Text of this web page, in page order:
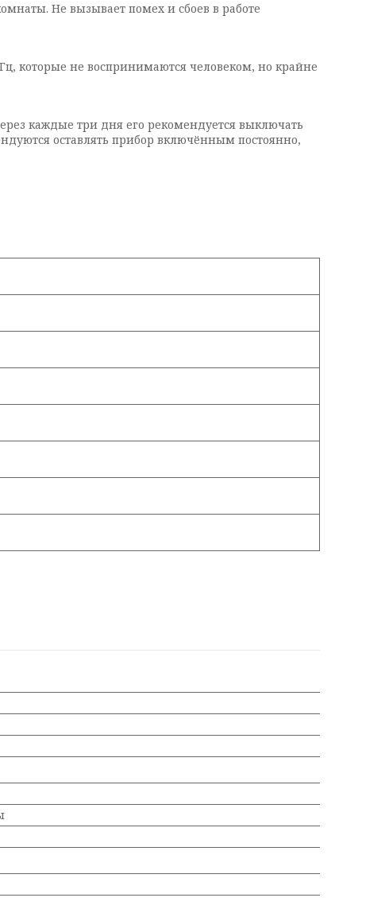
Не вызывает помех и сбоев в работе
которые не воспринимаются человеком, но крайне
каждые три дня его рекомендуется выключать
оставлять прибор включённым постоянно,